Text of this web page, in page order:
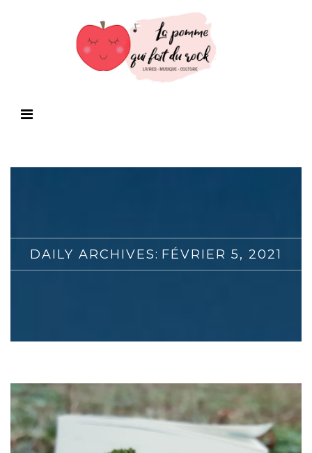
DAILY ARCHIVES: FÉVRIER 5, 2021